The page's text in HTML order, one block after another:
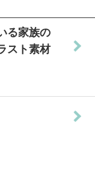
る家族の
スト素材